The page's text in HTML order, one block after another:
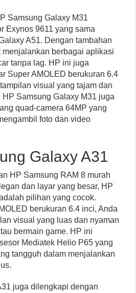
Samsung Galaxy M31
Exynos 9611 yang sama
A51. Dengan tambahan
menjalankan berbagai aplikasi
tanpa lag. HP ini juga
Super AMOLED berukuran 6.4
visual yang tajam dan
Samsung Galaxy M31 juga
quad-camera 64MP yang
foto dan video
Galaxy A31
HP Samsung RAM 8 murah
dan layar yang besar, HP
pilihan yang cocok.
berukuran 6.4 inci, Anda
visual yang luas dan nyaman
bermain game. HP ini
Mediatek Helio P65 yang
tangguh dalam menjalankan
juga dilengkapi dengan